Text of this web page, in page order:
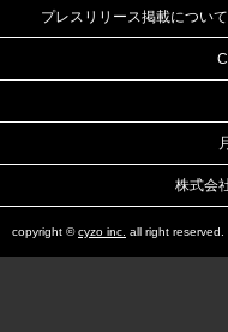
プレスリリース掲載について
株式会
copyright ©cyzo inc. all right reserved.